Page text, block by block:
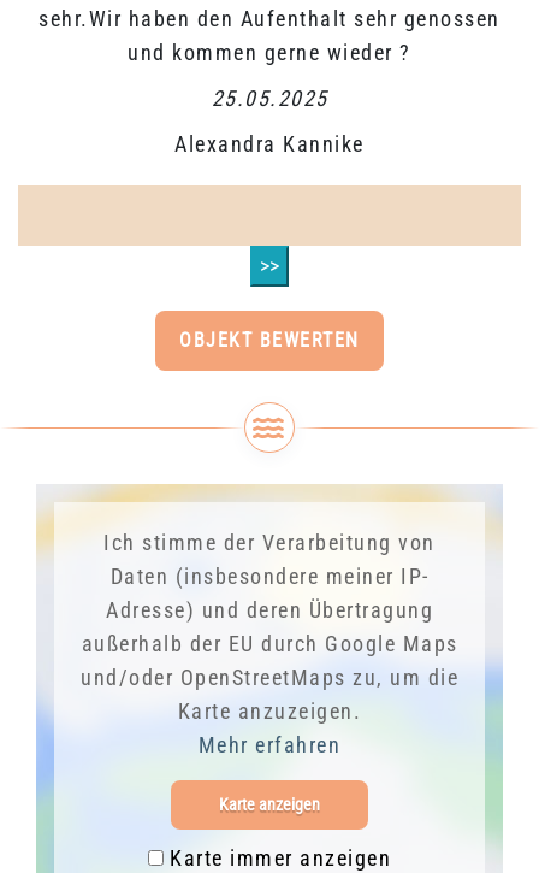
sehr.Wir haben den Aufenthalt sehr genossen
und kommen gerne wieder ?
25.05.2025
Alexandra Kannike
>>
OBJEKT BEWERTEN
Ich stimme der Verarbeitung von
Daten (insbesondere meiner IP-
Adresse) und deren Übertragung
außerhalb der EU durch Google Maps
und/oder OpenStreetMaps zu, um die
Karte anzuzeigen.
Mehr erfahren
Karte anzeigen
Karte immer anzeigen